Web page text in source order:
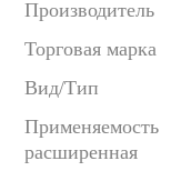
Производитель
Торговая марка
Вид/Тип
Применяемость
расширенная